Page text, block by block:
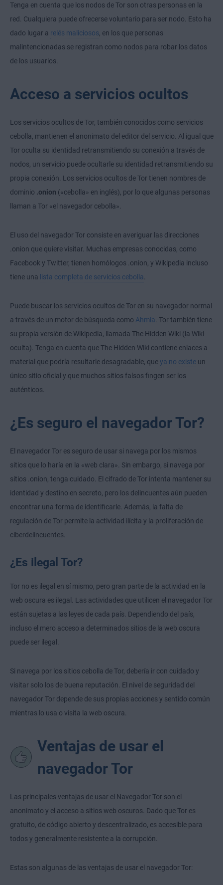
Tenga en cuenta que los nodos de Tor son otras personas en la
red. Cualquiera puede ofrecerse voluntario para ser nodo. Esto ha
dado lugar a relés maliciosos , en los que personas
malintencionadas se registran como nodos para robar los datos
de los usuarios.
Acceso a servicios ocultos
Los servicios ocultos de Tor, también conocidos como servicios
cebolla, mantienen el anonimato del editor del servicio. Al igual que
Tor oculta su identidad retransmitiendo su conexión a través de
nodos, un servicio puede ocultarle su identidad retransmitiendo su
propia conexión. Los servicios ocultos de Tor tienen nombres de
dominio .onion («cebolla» en inglés), por lo que algunas personas
llaman a Tor «el navegador cebolla».
El uso del navegador Tor consiste en averiguar las direcciones
.onion que quiere visitar. Muchas empresas conocidas, como
Facebook y Twitter, tienen homólogos .onion, y Wikipedia incluso
tiene una lista completa de servicios cebolla
Puede buscar los servicios ocultos de Tor en su navegador normal
a través de un motor de búsqueda como Ahmia . Tor también tiene
su propia versión de Wikipedia, llamada The Hidden Wiki (la Wiki
oculta). Tenga en cuenta que The Hidden Wiki contiene enlaces a
material que podría resultarle desagradable, queya no existe un
único sitio oficial y que muchos sitios falsos fingen ser los
auténticos.
¿Es seguro el navegador Tor?
El navegador Tor es seguro de usar si navega por los mismos
sitios que lo haría en la «web clara». Sin embargo, si navega por
sitios .onion, tenga cuidado. El cifrado de Tor intenta mantener su
identidad y destino en secreto, pero los delincuentes aún pueden
encontrar una forma de identificarle. Además, la falta de
regulación de Tor permite la actividad ilícita y la proliferación de
ciberdelincuentes.
¿Es ilegal Tor?
Tor no es ilegal en sí mismo, pero gran parte de la actividad en la
web oscura es ilegal. Las actividades que utilicen el navegador Tor
están sujetas a las leyes de cada país. Dependiendo del país,
incluso el mero acceso a determinados sitios de la web oscura
puede ser ilegal.
Si navega por los sitios cebolla de Tor, debería ir con cuidado y
visitar solo los de buena reputación. El nivel de seguridad del
navegador Tor depende de sus propias acciones y sentido común
mientras lo usa o visita la web oscura.
Ventajas de usar el
navegador Tor
Las principales ventajas de usar el Navegador Tor son el
anonimato y el acceso a sitios web oscuros. Dado que Tor es
gratuito, de código abierto y descentralizado, es accesible para
todos y generalmente resistente a la corrupción.
Estas son algunas de las ventajas de usar el navegador Tor: